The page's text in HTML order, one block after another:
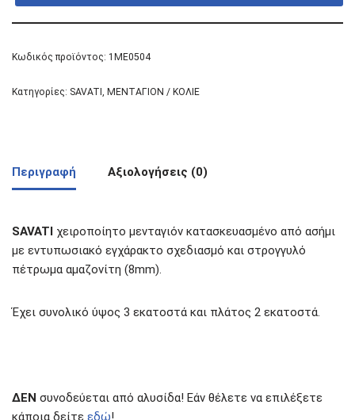
Κωδικός προϊόντος: 1ME0504
Κατηγορίες: SAVATI ΜΕΝΤΑΓΙΟΝ / ΚΟΛΙΕ
Περιγραφή Αξιολογήσεις (0)
SAVATI χειροποίητο μενταγιόν κατασκευασμένο από ασήμι
με εντυπωσιακό εγχάρακτο σχεδιασμό και στρογγυλό
πέτρωμα αμαζονίτη (8mm).
Έχει συνολικό ύψος 3 εκατοστά και πλάτος 2 εκατοστά.
ΔΕΝ συνοδεύεται από αλυσίδα! Εάν θέλετε να επιλέξετε
κάποια δείτε εδώ!